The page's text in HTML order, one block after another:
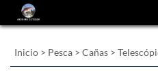
Inicio > Pesca > Cañas >